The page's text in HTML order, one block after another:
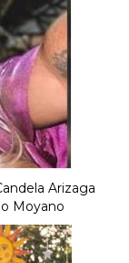
Arizaga
Moyano